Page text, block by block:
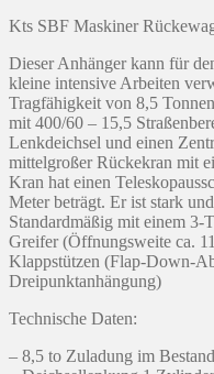
Rad-
Aktion!!!
Menge
Kts SBF Maskiner
Dieser Anhänger kann für
kleine intensive Arbeiten
Tragfähigkeit von 8,5
mit 400/60 – 15,5
Lenkdeichsel und einen
mittelgroßer Rückekran mit
Kran hat einen
Meter beträgt. Er ist stark
Standardmäßig mit einem
Greifer (Öffnungsweite ca.
Klappstützen (Flap-Down-
Dreipunktanhängung)
Technische Daten:
– 8,5 to Zuladung im